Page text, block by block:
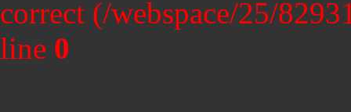
correct (/webspace/25/
line 0